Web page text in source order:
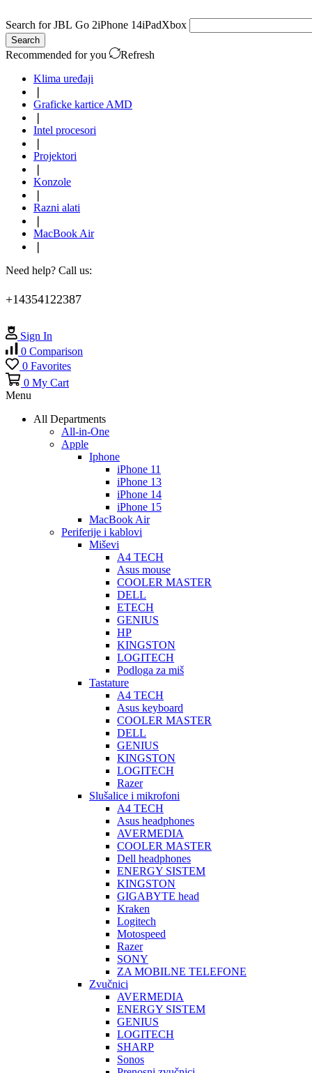
Search forJBL Go 2iPhone 14iPadXbox
Search
Recommended for you
Refresh
Klima uređaji
Graficke kartice AMD
Intel procesori
Projektori
Konzole
Razni alati
MacBook Air
Need help? Call us:
+14354122387
Sign In
0 Comparison
0 Favorites
0 My Cart
Menu
All Departments
All-in-One
Apple
Iphone
iPhone 11
iPhone 13
iPhone 14
iPhone 15
MacBook Air
Periferije i kablovi
Miševi
A4 TECH
Asus mouse
COOLER MASTER
DELL
ETECH
GENIUS
HP
KINGSTON
LOGITECH
Podloga za miš
Tastature
A4 TECH
Asus keyboard
COOLER MASTER
DELL
GENIUS
KINGSTON
LOGITECH
Razer
Slušalice i mikrofoni
A4 TECH
Asus headphones
AVERMEDIA
COOLER MASTER
Dell headphones
ENERGY SISTEM
KINGSTON
GIGABYTE head
Kraken
Logitech
Motospeed
Razer
SONY
ZA MOBILNE TELEFONE
Zvučnici
AVERMEDIA
ENERGY SISTEM
GENIUS
LOGITECH
SHARP
Sonos